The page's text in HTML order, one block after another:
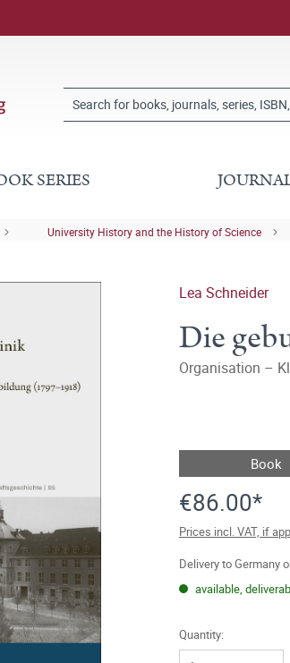
SERIES
University History and the History of Science
Lea Schneider
Die
Organisation –
Book
€86.00*
Prices incl. VAT, if
Delivery to Germany
available,
Quantity: